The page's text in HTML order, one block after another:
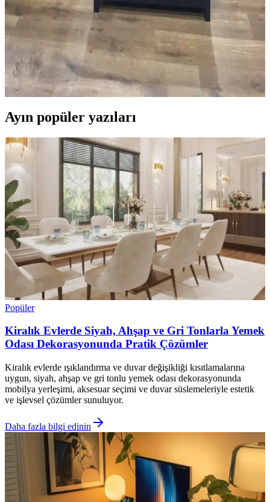
Küçük Mutfaklarda Tezgah Alanını Artırmaya
Yönelik Pratik Mobilya ve Düzenleme Çözümleri
Küçük mutfaklarda tezgah alanı yetersizliği, hareketli tezgahlar,
duvara monte raflar ve işlevsel dolaplarla aşılabilir. Doğru
düzenleme mutfak işlevselliğini artırır ve alanı verimli kullanmayı
sağlar.
Ayın popüler yazıları
Popüler
Kiralık Evlerde Siyah, Ahşap ve Gri Tonlarla Yemek
Odası Dekorasyonunda Pratik Çözümler
Kiralık evlerde ışıklandırma ve duvar değişikliği kısıtlamalarına
uygun, siyah, ahşap ve gri tonlu yemek odası dekorasyonunda
mobilya yerleşimi, aksesuar seçimi ve duvar süslemeleriyle estetik
ve işlevsel çözümler sunuluyor.
Daha fazla bilgi edinin